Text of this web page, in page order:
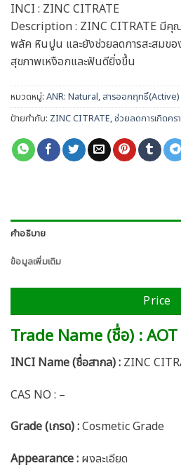
INCI : ZINC CITRATE
Description : ZINC CITRATE มีคุ
พลัค หินปูน และยังช่วยลดการสะสมข
สุขภาพเหงือกและฟันดียิ่งขึ้น
หมวดหมู่: ANR: Natural, สารออกฤทธิ์(Active)
ป้ายกำกับ: ZINC CITRATE,ช่วยลดการเกิดค
คำอธิบาย
ข้อมูลเพิ่มเติม
Price
Trade Name (ชื่อ) :
INCI Name (ชื่อสากล) : ZINC
CAS NO : –
Grade (เกรด) :Cosmetic Grade
Appearance : ผงละเอียด